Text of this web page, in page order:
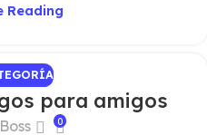
Reading
para amigos
0